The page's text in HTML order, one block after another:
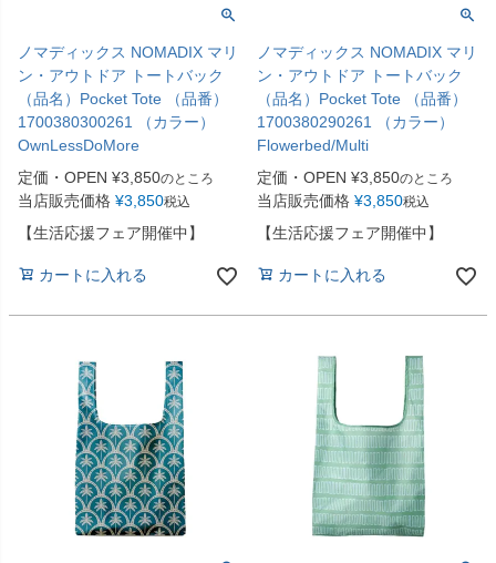
ノマディックス NOMADIX マリ
ン・アウトドア トートバック
（品名）Pocket Tote （品番）
1700380300261 （カラー）
OwnLessDoMore
定価・OPEN ¥3,850のところ
当店販売価格 ¥3,850税込
【生活応援フェア開催中】
カートに入れる
ノマディックス NOMADIX マリ
ン・アウトドア トートバック
（品名）Pocket Tote （品番）
1700380290261 （カラー）
Flowerbed/Multi
定価・OPEN ¥3,850のところ
当店販売価格 ¥3,850税込
【生活応援フェア開催中】
カートに入れる